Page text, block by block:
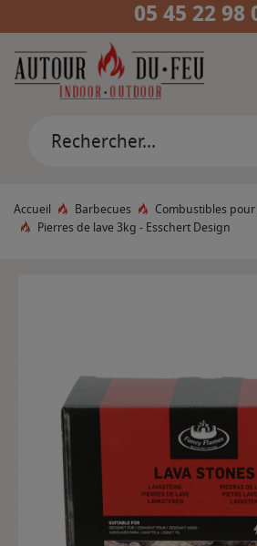
05 45 22 98
Accueil Barbecues
Combustibles
Pierres de lave 3kg - Esschert Design